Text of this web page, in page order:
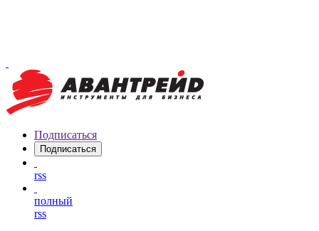
Подписаться
Подписаться
rss
полный
rss